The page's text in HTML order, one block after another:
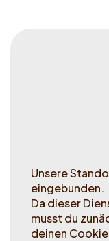
Unsere
eingebunden.
Da dieser
musst du
deinen